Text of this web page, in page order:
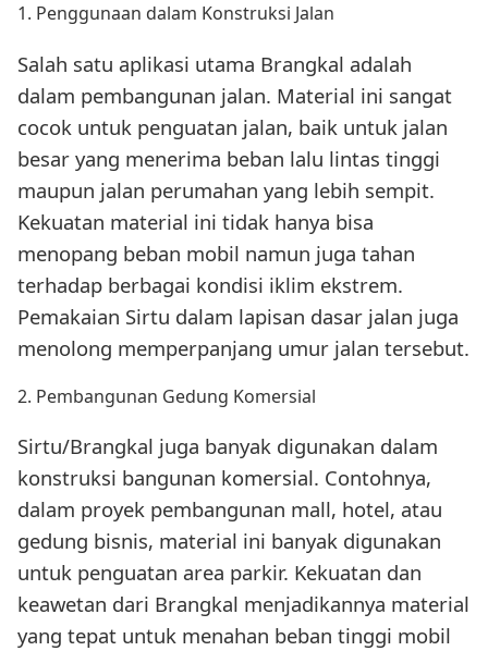
1. Penggunaan dalam Konstruksi Jalan
Salah satu aplikasi utama Brangkal adalah
dalam pembangunan jalan. Material ini sangat
cocok untuk penguatan jalan, baik untuk jalan
besar yang menerima beban lalu lintas tinggi
maupun jalan perumahan yang lebih sempit.
Kekuatan material ini tidak hanya bisa
menopang beban mobil namun juga tahan
terhadap berbagai kondisi iklim ekstrem.
Pemakaian Sirtu dalam lapisan dasar jalan juga
menolong memperpanjang umur jalan tersebut.
2. Pembangunan Gedung Komersial
Sirtu/Brangkal juga banyak digunakan dalam
konstruksi bangunan komersial. Contohnya,
dalam proyek pembangunan mall, hotel, atau
gedung bisnis, material ini banyak digunakan
untuk penguatan area parkir. Kekuatan dan
keawetan dari Brangkal menjadikannya material
yang tepat untuk menahan beban tinggi mobil